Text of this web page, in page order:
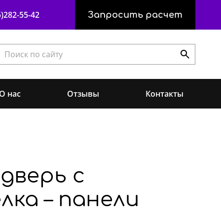
55-42 Запросить расчет
О нас Отзывы Контакты
с
– панели